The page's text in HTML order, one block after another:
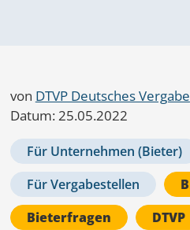
von DTVP Deutsches
Datum: 25.05.2022
Für Unternehmen (Bieter)
Für Vergabestellen
Bieterfragen
DTVP